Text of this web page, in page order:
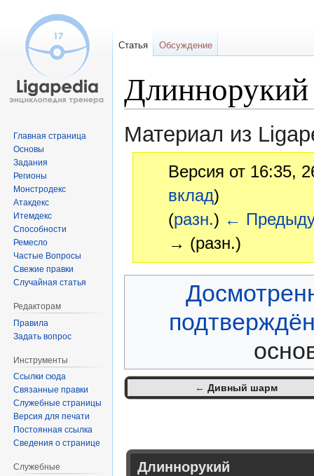
Длиннорукий
Материал из
Версия от 16:35,
вклад)
(разн.) ←
→ (разн.)
← Дивный шарм
Длиннорукий
Статья Обсуждение
Главная страница
Основы
Задания
Регионы
Монстродекс
Атакдекс
Итемдекс
Способности
Ремесло
Частые Вопросы
Свежие правки
Случайная статья
Редакторам
Правила
Задать вопрос
Инструменты
Ссылки сюда
Связанные правки
Служебные страницы
Версия для печати
Постоянная ссылка
Сведения о странице
Служебные